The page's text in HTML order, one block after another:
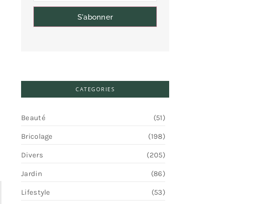
S'abonner
CATEGORIES
Beauté (51)
Bricolage (198)
Divers (205)
Jardin (86)
Lifestyle (53)